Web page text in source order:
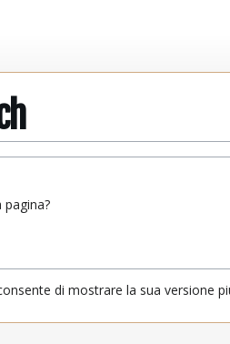
pagina?
di mostrare la sua versione